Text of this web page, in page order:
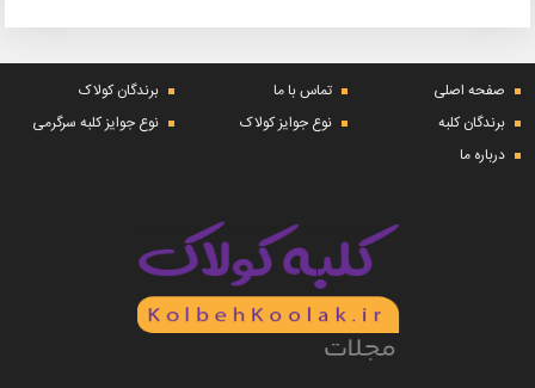
صفحه اصلی تماس با ما
برندگان کولاک
برندگان کلبه
نوع جوایز کولاک
نوع جوایز کلبه سرگرمی
درباره ما